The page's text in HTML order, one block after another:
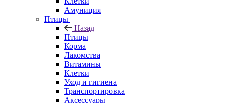
Амуниция
Птицы
Назад
Птицы
Корма
Лакомства
Витамины
Клетки
Уход и гигиена
Транспортировка
Аксессуары